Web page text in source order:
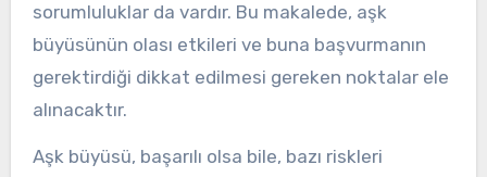
sorumluluklar da vardır. Bu makalede, aşk
büyüsünün olası etkileri ve buna başvurmanın
gerektirdiği dikkat edilmesi gereken noktalar ele
alınacaktır.
Aşk büyüsü, başarılı olsa bile, bazı riskleri